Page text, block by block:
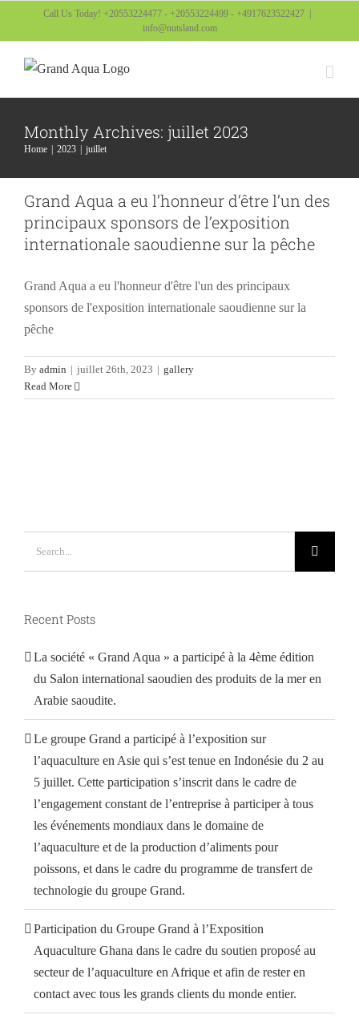
Call Us Today! +20553224477 - +20553224499 - +4917623522427
info@nutsland.com
Monthly Archives: juillet 2023
Home 2023 juillet
Grand Aqua a eu l’honneur d’être l’un des
principaux sponsors de l’exposition
internationale saoudienne sur la pêche
Grand Aqua a eu l'honneur d'être l'un des principaux
sponsors de l'exposition internationale saoudienne sur la
pêche
By admin | juillet 26th, 2023 | gallery
Read More
Recent Posts
La société « Grand Aqua » a participé à la 4ème édition
du Salon international saoudien des produits de la mer en
Arabie saoudite.
Le groupe Grand a participé à l’exposition sur
l’aquaculture en Asie qui s’est tenue en Indonésie du 2 au
5 juillet. Cette participation s’inscrit dans le cadre de
l’engagement constant de l’entreprise à participer à tous
les événements mondiaux dans le domaine de
l’aquaculture et de la production d’aliments pour
poissons, et dans le cadre du programme de transfert de
technologie du groupe Grand.
Participation du Groupe Grand à l’Exposition
Aquaculture Ghana dans le cadre du soutien proposé au
secteur de l’aquaculture en Afrique et afin de rester en
contact avec tous les grands clients du monde entier.